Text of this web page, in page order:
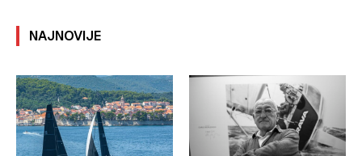
NAJNOVIJE